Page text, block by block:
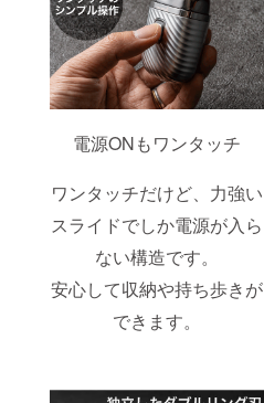
電源ONもワンタッチ
ワンタッチだけど、力強い
スライドでしか電源が入ら
ない構造です。
安心して収納や持ち歩きが
できます。